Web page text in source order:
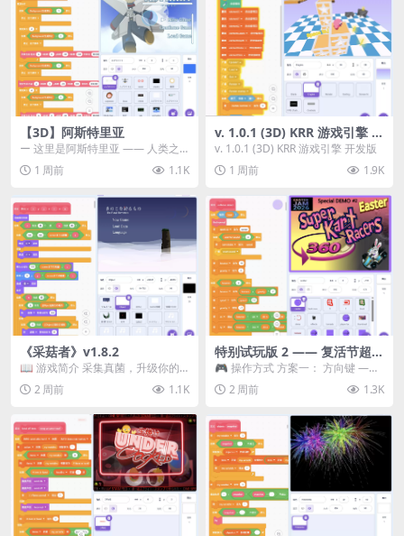
【3D】阿斯特里亚
ー 这里是阿斯特里亚 —— 人类之
罪与未来希望交汇之地 📖 游戏简
介 《阿斯特里...
1 周前 1.1K
v. 1.0.1 (3D) KRR 游戏引擎 开
发版
v. 1.0.1 (3D) KRR 游戏引擎 开发版
1 周前
1.9K
《采菇者》v1.8.2
📖 游戏简介 采集真菌，升级你的
机体，并前往未知领域探索。 这是
一款静谧的探索冒...
2 周前 1.1K
特别试玩版 2 —— 复活节超级
卡丁车赛
🎮 操作方式 方案一： 方向键 ——
移动 Z —— 跳跃 / 漂移 方案二： ...
2 周前 1.3K